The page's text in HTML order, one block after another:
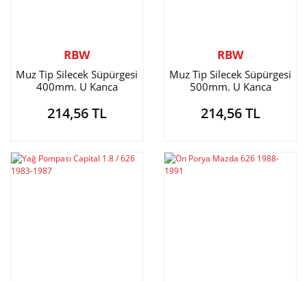
RBW
Muz Tip Silecek Süpürgesi
400mm. U Kanca
214,56 TL
RBW
Muz Tip Silecek Süpürgesi
500mm. U Kanca
214,56 TL